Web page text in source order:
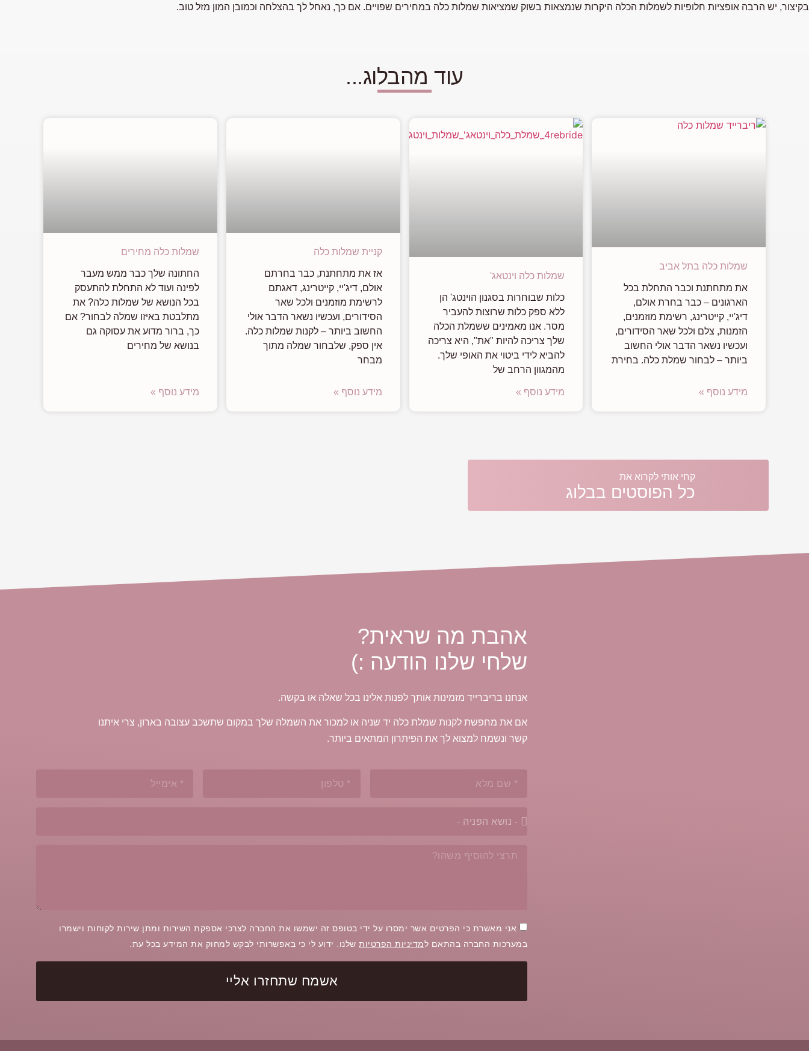
בקיצור, יש הרבה אופציות חלופיות לשמלות הכלה היקרות שנמצאות בשוק שמציאות שמלות כלה במחירים שפויים. אם כך, נאחל לך בהצלחה וכמובן המון מזל טוב.
עוד מהבלוג...
שמלות כלה בתל אביב
את מתחתנת וכבר התחלת בכל
הארגונים – כבר בחרת אולם,
דיג'יי, קייטרינג, רשימת מוזמנים,
הזמנות, צלם ולכל שאר הסידורים,
ועכשיו נשאר הדבר אולי החשוב
ביותר – לבחור שמלת כלה. בחירת
מידע נוסף »
שמלות כלה וינטאג'
כלות שבוחרות בסגנון הוינטג' הן
ללא ספק כלות שרוצות להעביר
מסר. אנו מאמינים ששמלת הכלה
שלך צריכה להיות "את", היא צריכה
להביא לידי ביטוי את האופי שלך.
מהמגוון הרחב של
מידע נוסף »
קניית שמלות כלה
אז את מתחתנת, כבר בחרתם
אולם, דיג'יי, קייטרינג, דאגתם
לרשימת מוזמנים ולכל שאר
הסידורים, ועכשיו נשאר הדבר אולי
החשוב ביותר – לקנות שמלות כלה.
אין ספק, שלבחור שמלה מתוך
מבחר
מידע נוסף »
שמלות כלה מחירים
החתונה שלך כבר ממש מעבר
לפינה ועוד לא התחלת להתעסק
בכל הנושא של שמלות כלה? את
מתלבטת באיזו שמלה לבחור? אם
כך, ברור מדוע את עסוקה גם
בנושא של מחירים
מידע נוסף »
קחי אותי לקרוא את
כל הפוסטים בבלוג
אהבת מה שראית?
שלחי שלנו הודעה :)
אנחנו בריברייד מזמינות אותך לפנות אלינו בכל שאלה או בקשה.
אם את מחפשת לקנות שמלת כלה יד שניה או למכור את השמלה שלך במקום שתשכב עצובה בארון, צרי איתנו
קשר ונשמח למצוא לך את הפיתרון המתאים ביותר.
אני מאשרת כי הפרטים אשר ימסרו על ידי בטופס זה ישמשו את החברה לצרכי אספקת השירות ומתן שירות לקוחות וישמרו
במערכות החברה בהתאם למדיניות הפרטיות שלנו. ידוע לי כי באפשרותי לבקש למחוק את המידע בכל עת.
אשמח שתחזרו אליי